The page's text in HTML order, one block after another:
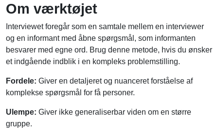
Om værktøjet
Interviewet foregår som en samtale mellem en interviewer
og en informant med åbne spørgsmål, som informanten
besvarer med egne ord. Brug denne metode, hvis du ønsker
et indgående indblik i en kompleks problemstilling.
Fordele: Giver en detaljeret og nuanceret forståelse af
komplekse spørgsmål for få personer.
Ulempe: Giver ikke generaliserbar viden om en større
gruppe.